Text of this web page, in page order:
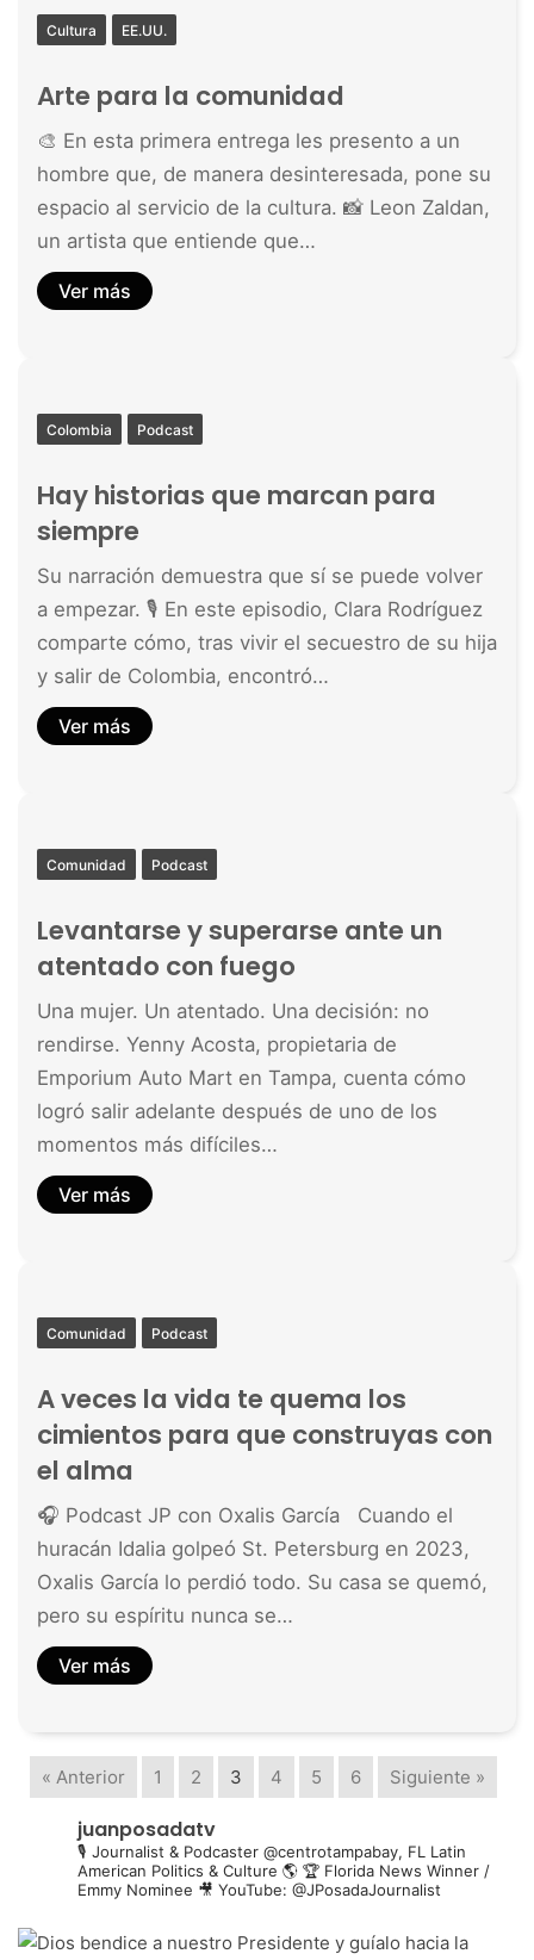
Cultura EE.UU.
Arte para la comunidad
🎨 En esta primera entrega les presento a un
hombre que, de manera desinteresada, pone su
espacio al servicio de la cultura. 📸 Leon Zaldan,
un artista que entiende que…
Ver más
Colombia Podcast
Hay historias que marcan para
siempre
Su narración demuestra que sí se puede volver
a empezar. 🎙️ En este episodio, Clara Rodríguez
comparte cómo, tras vivir el secuestro de su hija
y salir de Colombia, encontró…
Ver más
Comunidad Podcast
Levantarse y superarse ante un
atentado con fuego
Una mujer. Un atentado. Una decisión: no
rendirse. Yenny Acosta, propietaria de
Emporium Auto Mart en Tampa, cuenta cómo
logró salir adelante después de uno de los
momentos más difíciles…
Ver más
Comunidad Podcast
A veces la vida te quema los
cimientos para que construyas con
el alma
🎧 Podcast JP con Oxalis García Cuando el
huracán Idalia golpeó St. Petersburg en 2023,
Oxalis García lo perdió todo. Su casa se quemó,
pero su espíritu nunca se…
Ver más
« Anterior 1 2 3 4 5 6 Siguiente »
juanposadatv
🎙️ Journalist & Podcaster @centrotampabay, FL Latin
American Politics & Culture 🌎 🏆 Florida News Winner /
Emmy Nominee 🎥 YouTube: @JPosadaJournalist